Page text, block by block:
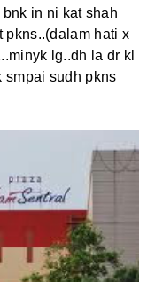
in ni kat shah
pkns..(dalam hati x
lg..dh la dr kl
smpai sudh pkns